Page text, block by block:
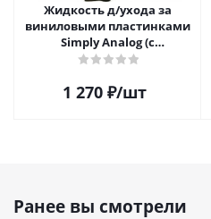
Жидкость д/ухода за
виниловыми пластинками
Simply Analog (с
распылителем, 200 мл) и
1 270₽/шт
Ранее вы смотрели